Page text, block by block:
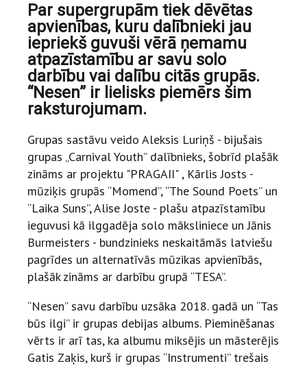
Par supergrupām tiek dēvētas
apvienības, kuru dalībnieki jau
iepriekš guvuši vērā ņemamu
atpazīstamību ar savu solo
darbību vai dalību citās grupās.
“Nesen” ir lielisks piemērs šim
raksturojumam.
Grupas sastāvu veido Aleksis Luriņš - bijušais
grupas „Carnival Youth” dalībnieks, šobrīd plašāk
zināms ar projektu "PRAGAII" , Kārlis Josts -
mūziķis grupās “Momend”, “The Sound Poets” un
“Laika Suns”, Alise Joste - plašu atpazīstamību
ieguvusi kā ilggadēja solo māksliniece un Jānis
Burmeisters - bundzinieks neskaitāmās latviešu
pagrīdes un alternatīvās mūzikas apvienībās,
plašāk zināms ar darbību grupā “TESA”.
“Nesen” savu darbību uzsāka 2018. gadā un “Tas
būs ilgi” ir grupas debijas albums. Pieminēšanas
vērts ir arī tas, ka albumu miksējis un māsterējis
Gatis Zaķis, kurš ir grupas “Instrumenti” trešais